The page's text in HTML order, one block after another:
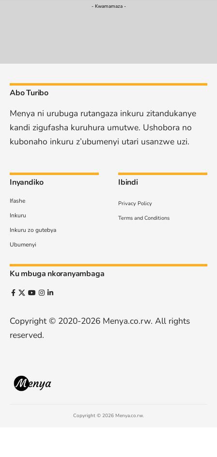
- Kwamamaza -
Abo Turibo
Menya ni urubuga rutangaza inkuru zitandukanye
kandi zigufasha kuruhura umutwe. Ushobora no
kubonaho inkuru z’ubumenyi utari usanzwe uzi.
Inyandiko
Ifashe
Inkuru
Inkuru zo gutebya
Ubumenyi
Ibindi
Privacy Policy
Terms and Conditions
Ku mbuga nkoranyambaga
Copyright © 2020-2026 Menya.co.rw. All rights
reserved.
Copyright © 2026 Menya.co.rw.